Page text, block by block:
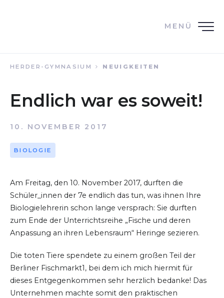
MENÜ
HERDER-GYMNASIUM NEUIGKEITEN
Endlich war es soweit!
10. NOVEMBER 2017
BIOLOGIE
Am Freitag, den 10. November 2017, durften die
Schüler_innen der 7e endlich das tun, was ihnen Ihre
Biologielehrerin schon lange versprach: Sie durften
zum Ende der Unterrichtsreihe „Fische und deren
Anpassung an ihren Lebensraum“ Heringe sezieren.
Die toten Tiere spendete zu einem großen Teil der
Berliner Fischmarkt1, bei dem ich mich hiermit für
dieses Entgegenkommen sehr herzlich bedanke! Das
Unternehmen machte somit den praktischen